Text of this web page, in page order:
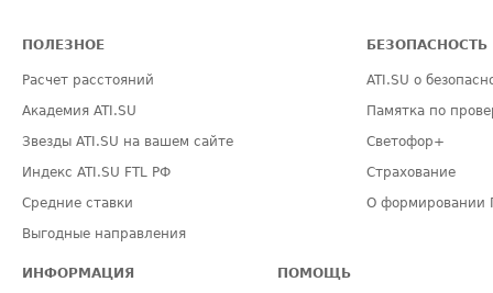
ПОЛЕЗНОЕ
Расчет расстояний
Академия ATI.SU
Звезды ATI.SU на вашем сайте
Индекс ATI.SU FTL РФ
Средние ставки
Выгодные направления
БЕЗОПАСНОСТЬ
ATI.SU о
Памятка по
Светофор+
Страхование
О формировании
ИНФОРМАЦИЯ ПОМОЩЬ